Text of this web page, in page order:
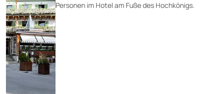
Personen im Hotel am Fuße des Hochkönigs.